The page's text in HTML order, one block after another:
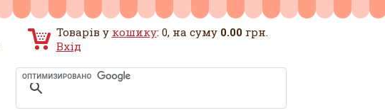
Товарів у кошику: 0, на суму 0.00грн.
Вхід